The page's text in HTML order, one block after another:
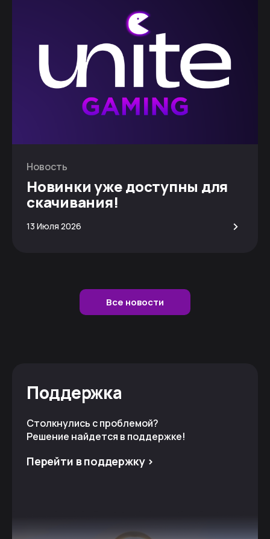
Новость
Новинки уже доступны для
скачивания!
13 Июля 2026 >
Все новости
Поддержка
Столкнулись с проблемой?
Решение найдется в поддержке!
Перейти в поддержку >